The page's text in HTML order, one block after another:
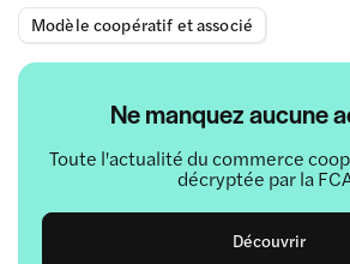
Modèle coopératif et associé
Ne manquez aucune
Toute l'actualité du commerce
décryptée par la
Découvrir